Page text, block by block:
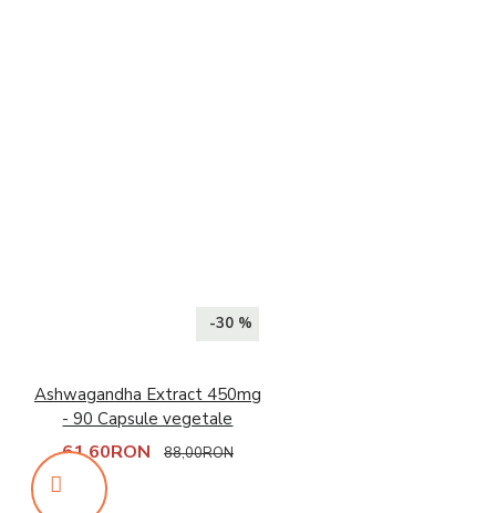
-30 %
Ashwagandha Extract 450mg
- 90 Capsule vegetale
61,60RON 88,00RON